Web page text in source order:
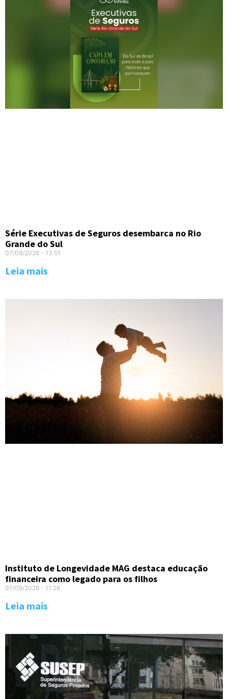
Série Executivas de Seguros desembarca no Rio
Grande do Sul
07/08/2026 13:51
Leia mais
Instituto de Longevidade MAG destaca educação
financeira como legado para os filhos
07/08/2026 11:26
Leia mais